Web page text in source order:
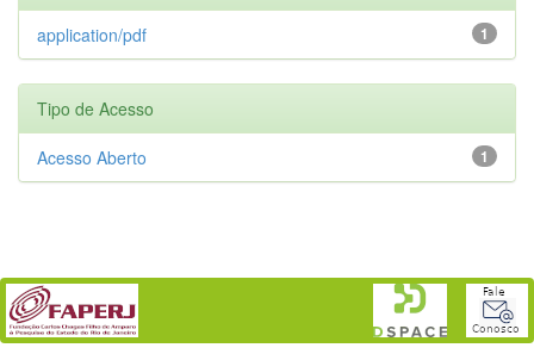
1
application/pdf
Tipo de Acesso
1
Acesso Aberto